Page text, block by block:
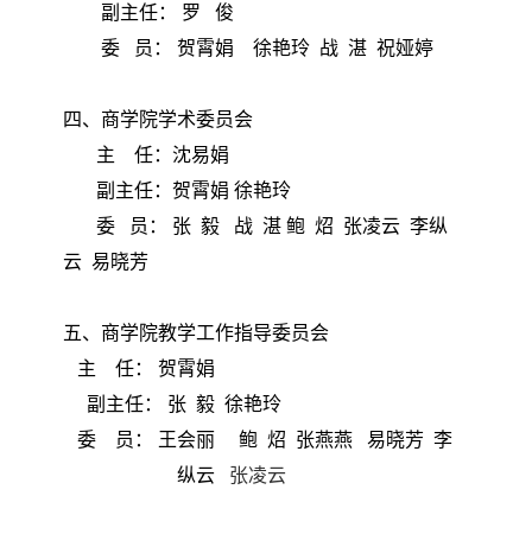
副主任：
罗 俊
委 员： 贺霄娟 徐艳玲 战 湛 祝娅婷
四、商学院学术委员会
主 任：沈易娟
副主任：贺霄娟 徐艳玲
委 员： 张 毅 战 湛 鲍 炤 张凌云 李纵
云 易晓芳
五、商学院教学工作指导委员会
主 任： 贺霄娟
副主任：
张 毅 徐艳玲
委 员： 王会丽 鲍 炤 张燕燕 易晓芳 李
纵云 张凌云